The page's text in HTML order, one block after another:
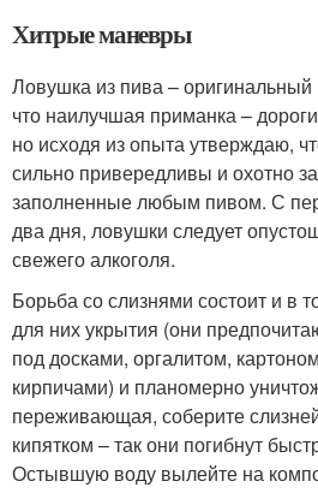
Хитрые маневры
Ловушка из пива – оригинальный
что наилучшая приманка –
но исходя из опыта утверждаю,
сильно привередливы и охотно
заполненные любым пивом. С
два дня, ловушки следует
свежего алкоголя.
Борьба со слизнями состоит и в
для них укрытия (они
под досками, оргалитом,
кирпичами) и планомерно
переживающая, соберите
кипятком – так они погибнут
Остывшую воду вылейте на